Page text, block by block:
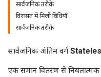
सार्वजनिक तरीके
विरासत में मिली विधियाँ
सार्वजनिक तरीके
सार्वजनिक अंतिम वर्ग
एक समान वितरण से